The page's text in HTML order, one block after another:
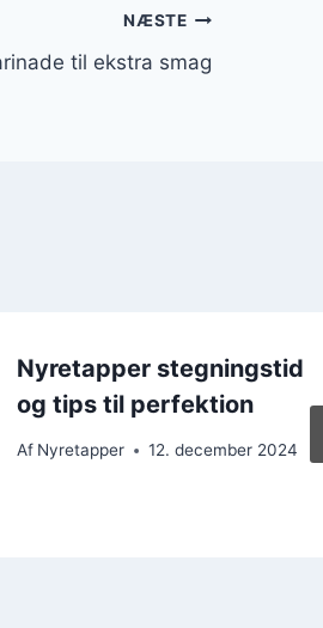
NÆSTE
til ekstra smag
Nyretapper stegningstid
og tips til perfektion
Af Nyretapper 12. december 2024